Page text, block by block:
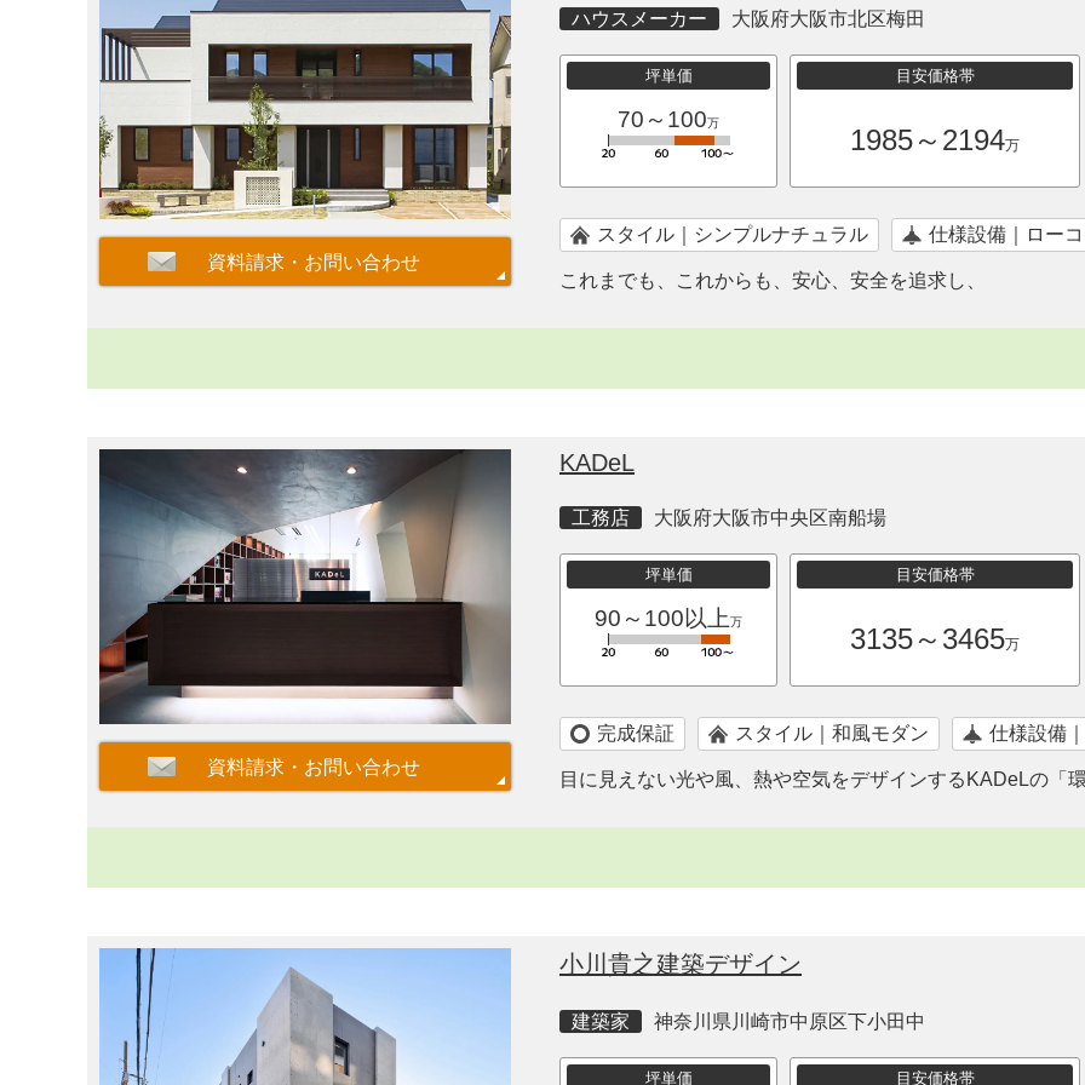
ハウスメーカー 大阪府大阪市北区梅田
坪単価
70～100万
目安価格帯
1985～2194万
スタイル｜シンプルナチュラル 仕様設備｜ロー
これまでも、これからも、安心、安全を追求し、
KADeL
工務店 大阪府大阪市中央区南船場
坪単価
90～100以上万
目安価格帯
3135～3465万
完成保証 スタイル｜和風モダン 仕様設備
目に見えない光や風、熱や空気をデザインするKADeLの「
小川貴之建築デザイン
建築家 神奈川県川崎市中原区下小田中
坪単価 目安価格帯